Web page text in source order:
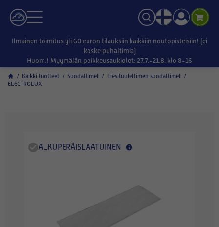
Ilmainen toimitus yli 60 euron tilauksiin kaikkiin noutopisteisiin! (ei
koske puhaltimia)
Huom.! Myymälän poikkeusaukiolot: 27.7.-21.8. klo 8-16
/ Kaikki tuotteet / Suodattimet / Liesituulettimen suodattimet /
ELECTROLUX
ALKUPERÄISLAATUINEN